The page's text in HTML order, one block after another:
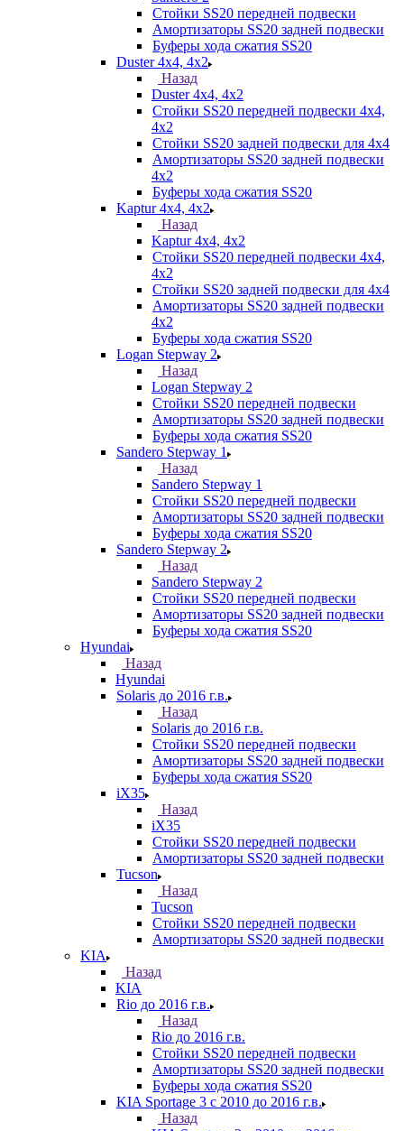
Стойки SS20 передней подвески
Амортизаторы SS20 задней подвески
Буферы хода сжатия SS20
Duster 4х4, 4x2
Назад
Duster 4х4, 4x2
Стойки SS20 передней подвески 4х4,
4x2
Стойки SS20 задней подвески для 4х4
Амортизаторы SS20 задней подвески
4х2
Буферы хода сжатия SS20
Kaptur 4х4, 4х2
Назад
Kaptur 4х4, 4х2
Стойки SS20 передней подвески 4х4,
4x2
Стойки SS20 задней подвески для 4х4
Амортизаторы SS20 задней подвески
4х2
Буферы хода сжатия SS20
Logan Stepway 2
Назад
Logan Stepway 2
Стойки SS20 передней подвески
Амортизаторы SS20 задней подвески
Буферы хода сжатия SS20
Sandero Stepway 1
Назад
Sandero Stepway 1
Стойки SS20 передней подвески
Амортизаторы SS20 задней подвески
Буферы хода сжатия SS20
Sandero Stepway 2
Назад
Sandero Stepway 2
Стойки SS20 передней подвески
Амортизаторы SS20 задней подвески
Буферы хода сжатия SS20
Hyundai
Назад
Hyundai
Solaris до 2016 г.в.
Назад
Solaris до 2016 г.в.
Стойки SS20 передней подвески
Амортизаторы SS20 задней подвески
Буферы хода сжатия SS20
iX35
Назад
iX35
Стойки SS20 передней подвески
Амортизаторы SS20 задней подвески
Tucson
Назад
Tucson
Стойки SS20 передней подвески
Амортизаторы SS20 задней подвески
KIA
Назад
KIA
Rio до 2016 г.в.
Назад
Rio до 2016 г.в.
Стойки SS20 передней подвески
Амортизаторы SS20 задней подвески
Буферы хода сжатия SS20
KIA Sportage 3 с 2010 до 2016 г.в.
Назад